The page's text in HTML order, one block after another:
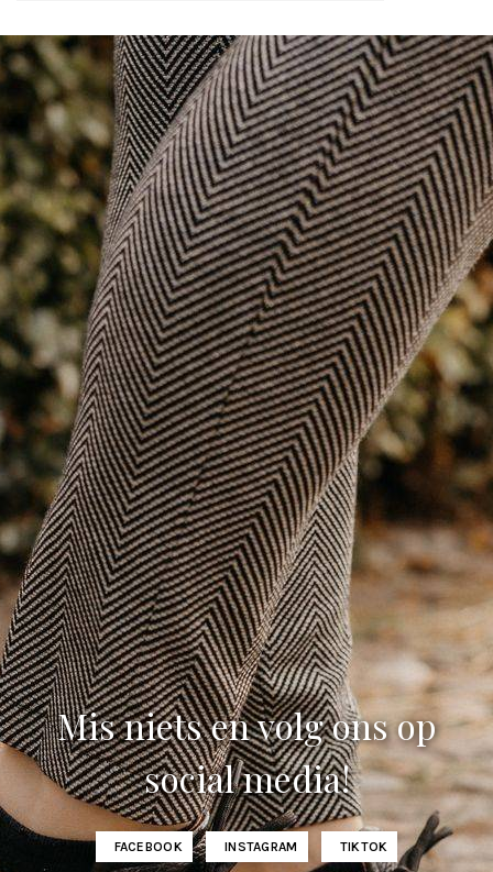
Mis niets en volg ons op
social media!
FACEBOOK INSTAGRAM TIKTOK